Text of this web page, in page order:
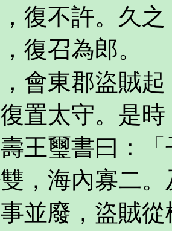
復不許。久
復召為郎。
東郡盜賊起
置太守。是
王璽書曰：
，海內寡二
並廢，盜賊